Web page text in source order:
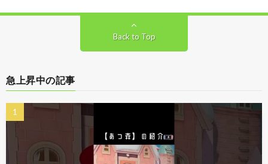
Back to Top
急上昇中の記事